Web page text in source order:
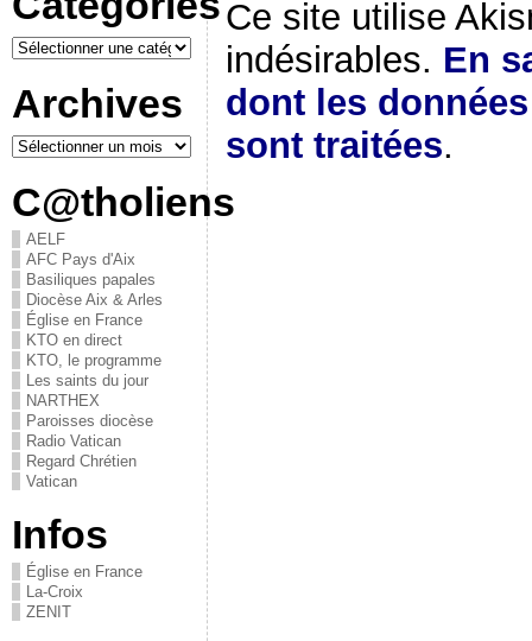
Archives
C@tholiens
AELF
AFC Pays d'Aix
Basiliques papales
Diocèse Aix & Arles
Église en France
KTO en direct
KTO, le programme
Les saints du jour
NARTHEX
Paroisses diocèse
Radio Vatican
Regard Chrétien
Vatican
Infos
Église en France
La-Croix
ZENIT
Ce site utilise
indésirables. En
dont les
sont traitées.